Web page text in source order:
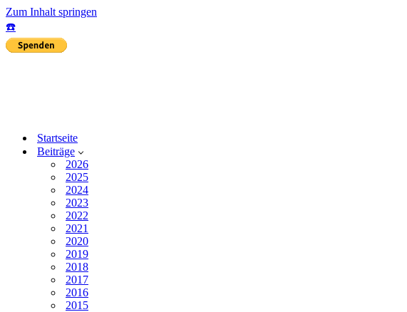
Zum Inhalt springen
☎️
Startseite
Beiträge
2026
2025
2024
2023
2022
2021
2020
2019
2018
2017
2016
2015